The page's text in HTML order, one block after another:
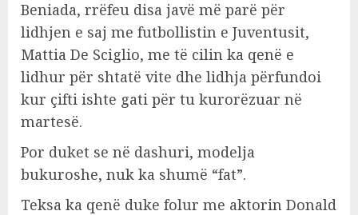
Beniada, rrëfeu disa javë më parë për
lidhjen e saj me futbollistin e Juventusit,
Mattia De Sciglio, me të cilin ka qenë e
lidhur për shtatë vite dhe lidhja përfundoi
kur çifti ishte gati për tu kurorëzuar në
martesë.
Por duket se në dashuri, modelja
bukuroshe, nuk ka shumë “fat”.
Teksa ka qenë duke folur me aktorin Donald